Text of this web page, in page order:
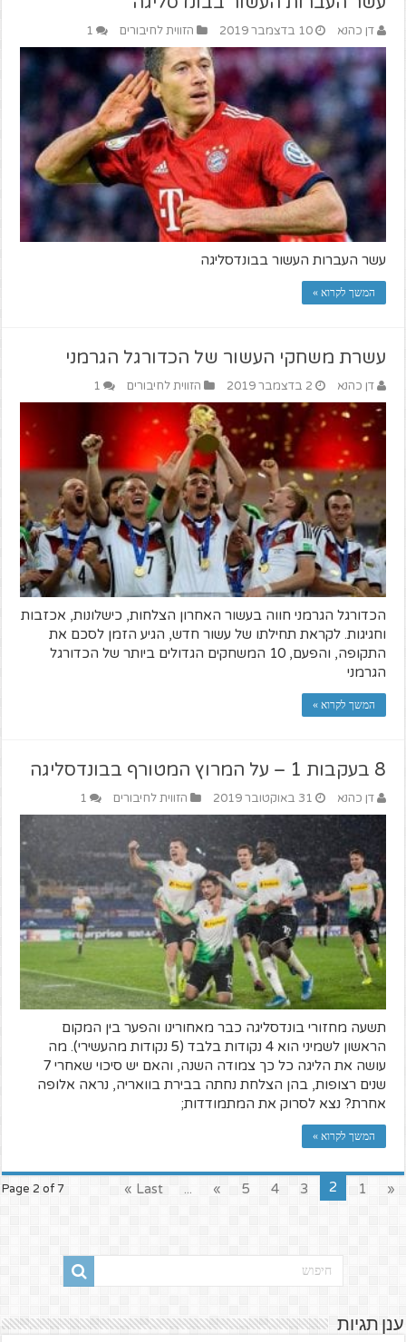
דן כהנא 10 בדצמבר 2019 הזווית לחיבורים 1
עשר העברות העשור בבונדסליגה
המשך לקרוא »
עשרת משחקי העשור של הכדורגל הגרמני
דן כהנא 2 בדצמבר 2019 הזווית לחיבורים 1
הכדורגל הגרמני חווה בעשור האחרון הצלחות, כישלונות, אכזבות
וחגיגות. לקראת תחילתו של עשור חדש, הגיע הזמן לסכם את
התקופה, והפעם, 10 המשחקים הגדולים ביותר של הכדורגל
הגרמני
המשך לקרוא »
8 בעקבות 1 – על המרוץ המטורף בבונדסליגה
דן כהנא 31 באוקטובר 2019 הזווית לחיבורים 1
תשעה מחזורי בונדסליגה כבר מאחורינו והפער בין המקום
הראשון לשמיני הוא 4 נקודות בלבד (5 נקודות מהעשירי). מה
עושה את הליגה כל כך צמודה השנה, והאם יש סיכוי שאחרי 7
שנים רצופות, בהן הצלחת נחתה בבירת בוואריה, נראה אלופה
אחרת? נצא לסרוק את המתמודדות;
המשך לקרוא »
Page 2 of 7 «
1
2
3
4
5
»
...
Last »
ענן תגיות